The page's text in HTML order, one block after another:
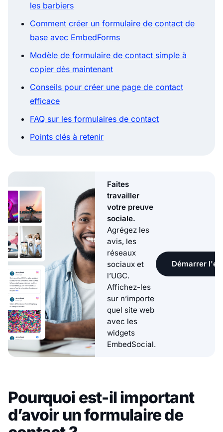
les barbiers
Comment créer un formulaire de contact de
base avec EmbedForms
Modèle de formulaire de contact simple à
copier dès maintenant
Conseils pour créer une page de contact
efficace
FAQ sur les formulaires de contact
Points clés à retenir
Faites
travailler
votre preuve
sociale.
Agrégez les
avis, les
réseaux
sociaux et
l’UGC.
Affichez-les
sur n’importe
quel site web
avec les
widgets
EmbedSocial.
Démarrer
Pourquoi est-il important
d’avoir un formulaire de